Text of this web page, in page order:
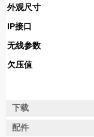
外观尺寸
IP接口
无线参数
欠压值
下载
配件